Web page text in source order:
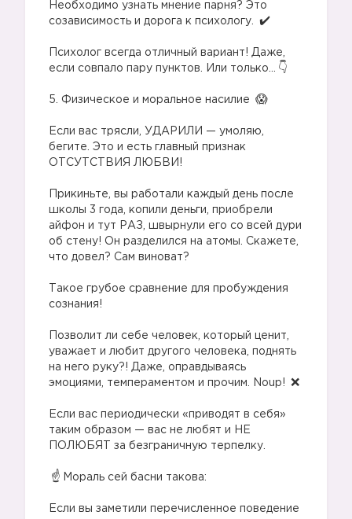
Необходимо узнать мнение парня? Это
созависимость и дорога к психологу.
Психолог всегда отличный вариант! Даже,
если совпало пару пунктов. Или только...
5. Физическое и моральное насилие
Если вас трясли, УДАРИЛИ — умоляю,
бегите. Это и есть главный признак
ОТСУТСТВИЯ ЛЮБВИ!
Прикиньте, вы работали каждый день после
школы 3 года, копили деньги, приобрели
айфон и тут РАЗ, швырнули его со всей дури
об стену! Он разделился на атомы. Скажете,
что довел? Сам виноват?
Такое грубое сравнение для пробуждения
сознания!
Позволит ли себе человек, который ценит,
уважает и любит другого человека, поднять
на него руку?! Даже, оправдываясь
эмоциями, темпераментом и прочим. Noup!
Если вас периодически «приводят в себя»
таким образом — вас не любят и НЕ
ПОЛЮБЯТ за безграничную терпелку.
Мораль сей басни такова:
Если вы заметили перечисленное поведение